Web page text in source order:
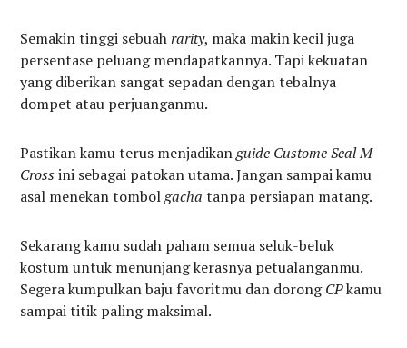
Semakin tinggi sebuahrarity, maka makin kecil juga
persentase peluang mendapatkannya. Tapi kekuatan
yang diberikan sangat sepadan dengan tebalnya
dompet atau perjuanganmu.
Pastikan kamu terus menjadikanguide Custome Seal M
Cross ini sebagai patokan utama. Jangan sampai kamu
asal menekan tombolgacha tanpa persiapan matang.
Sekarang kamu sudah paham semua seluk-beluk
kostum untuk menunjang kerasnya petualanganmu.
Segera kumpulkan baju favoritmu dan dorongCPkamu
sampai titik paling maksimal.